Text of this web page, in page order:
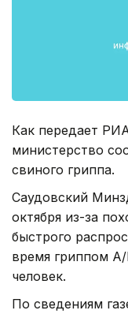
Как передает
министерство
свиного гриппа.
Саудовский
октября из-за
быстрого
время гриппом А/
человек.
По сведениям